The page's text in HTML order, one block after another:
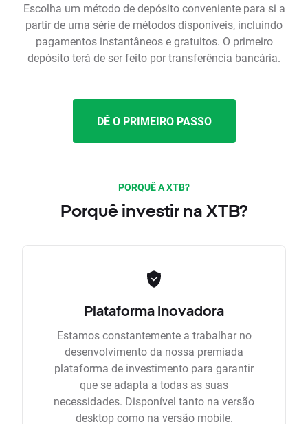
Escolha um método de depósito conveniente para si a
partir de uma série de métodos disponíveis, incluindo
pagamentos instantâneos e gratuitos. O primeiro
depósito terá de ser feito por transferência bancária.
DÊ O PRIMEIRO PASSO
PORQUÊ A XTB?
Porquê investir na XTB?
Plataforma Inovadora
Estamos constantemente a trabalhar no
desenvolvimento da nossa premiada
plataforma de investimento para garantir
que se adapta a todas as suas
necessidades. Disponível tanto na versão
desktop como na versão mobile.